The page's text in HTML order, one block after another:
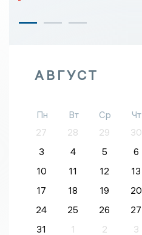
АВГУСТ
Пн Вт Ср Чт
27
28 29 30
3
4 5 6
10
11 12 13
17
18 19 20
24
25 26 27
31
1 2 3